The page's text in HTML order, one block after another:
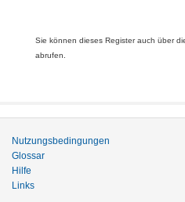
Sie können dieses Register auch über
abrufen.
Nutzungsbedingungen
Glossar
Hilfe
Links